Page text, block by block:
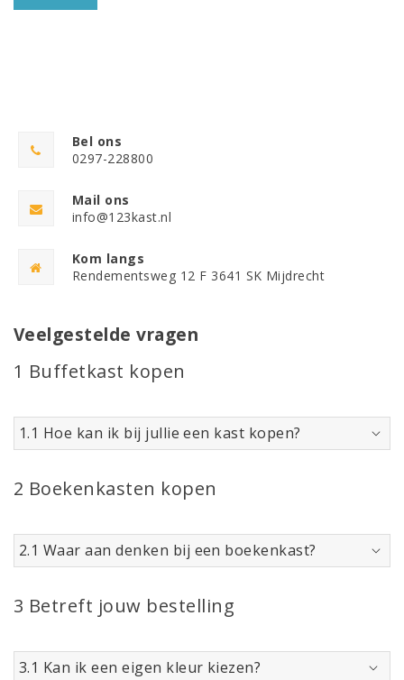
Bel ons
0297-228800
Mail ons
info@123kast.nl
Kom langs
Rendementsweg 12 F 3641 SK Mijdrecht
Veelgestelde vragen
1 Buffetkast kopen
1.1 Hoe kan ik bij jullie een kast kopen?
2 Boekenkasten kopen
2.1 Waar aan denken bij een boekenkast?
3 Betreft jouw bestelling
3.1 Kan ik een eigen kleur kiezen?